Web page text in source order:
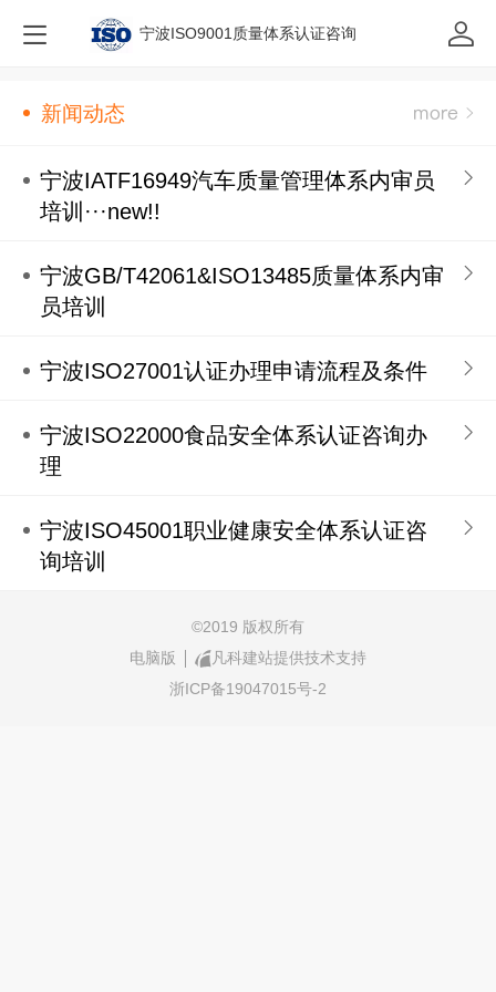
宁波ISO9001质量体系认证咨询
新闻动态
宁波IATF16949汽车质量管理体系内审员
培训···new!!
宁波GB/T42061&ISO13485质量体系内审
员培训
宁波ISO27001认证办理申请流程及条件
宁波ISO22000食品安全体系认证咨询办
理
宁波ISO45001职业健康安全体系认证咨
询培训
©2019 版权所有
电脑版
凡科建站提供技术支持
浙ICP备19047015号-2